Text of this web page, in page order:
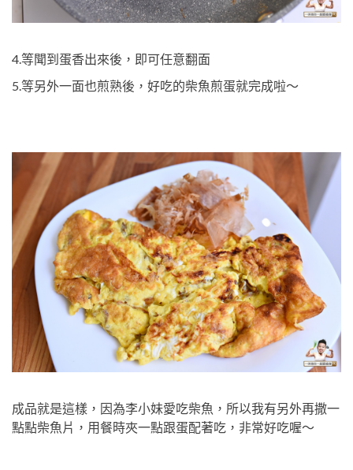
4.等聞到蛋香出來後，即可任意翻面
5.等另外一面也煎熟後，好吃的柴魚煎蛋就完成啦～
成品就是這樣，因為李小妹愛吃柴魚，所以我有另外再撒一
點點柴魚片，用餐時夾一點跟蛋配著吃，非常好吃喔～